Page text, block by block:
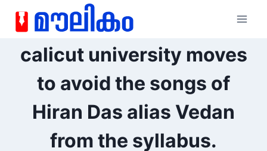
calicut university moves
to avoid the songs of
Hiran Das alias Vedan
from the syllabus.